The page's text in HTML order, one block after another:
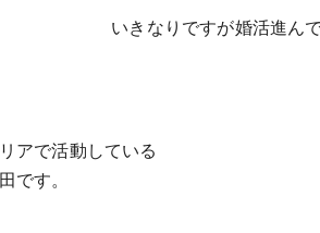
いきなりですが婚活進ん
アで活動している
です。